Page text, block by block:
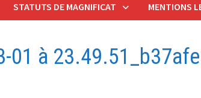
STATUTS DE MAGNIFICAT MENTIONS
01 à